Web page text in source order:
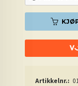
Artikkelnr.: